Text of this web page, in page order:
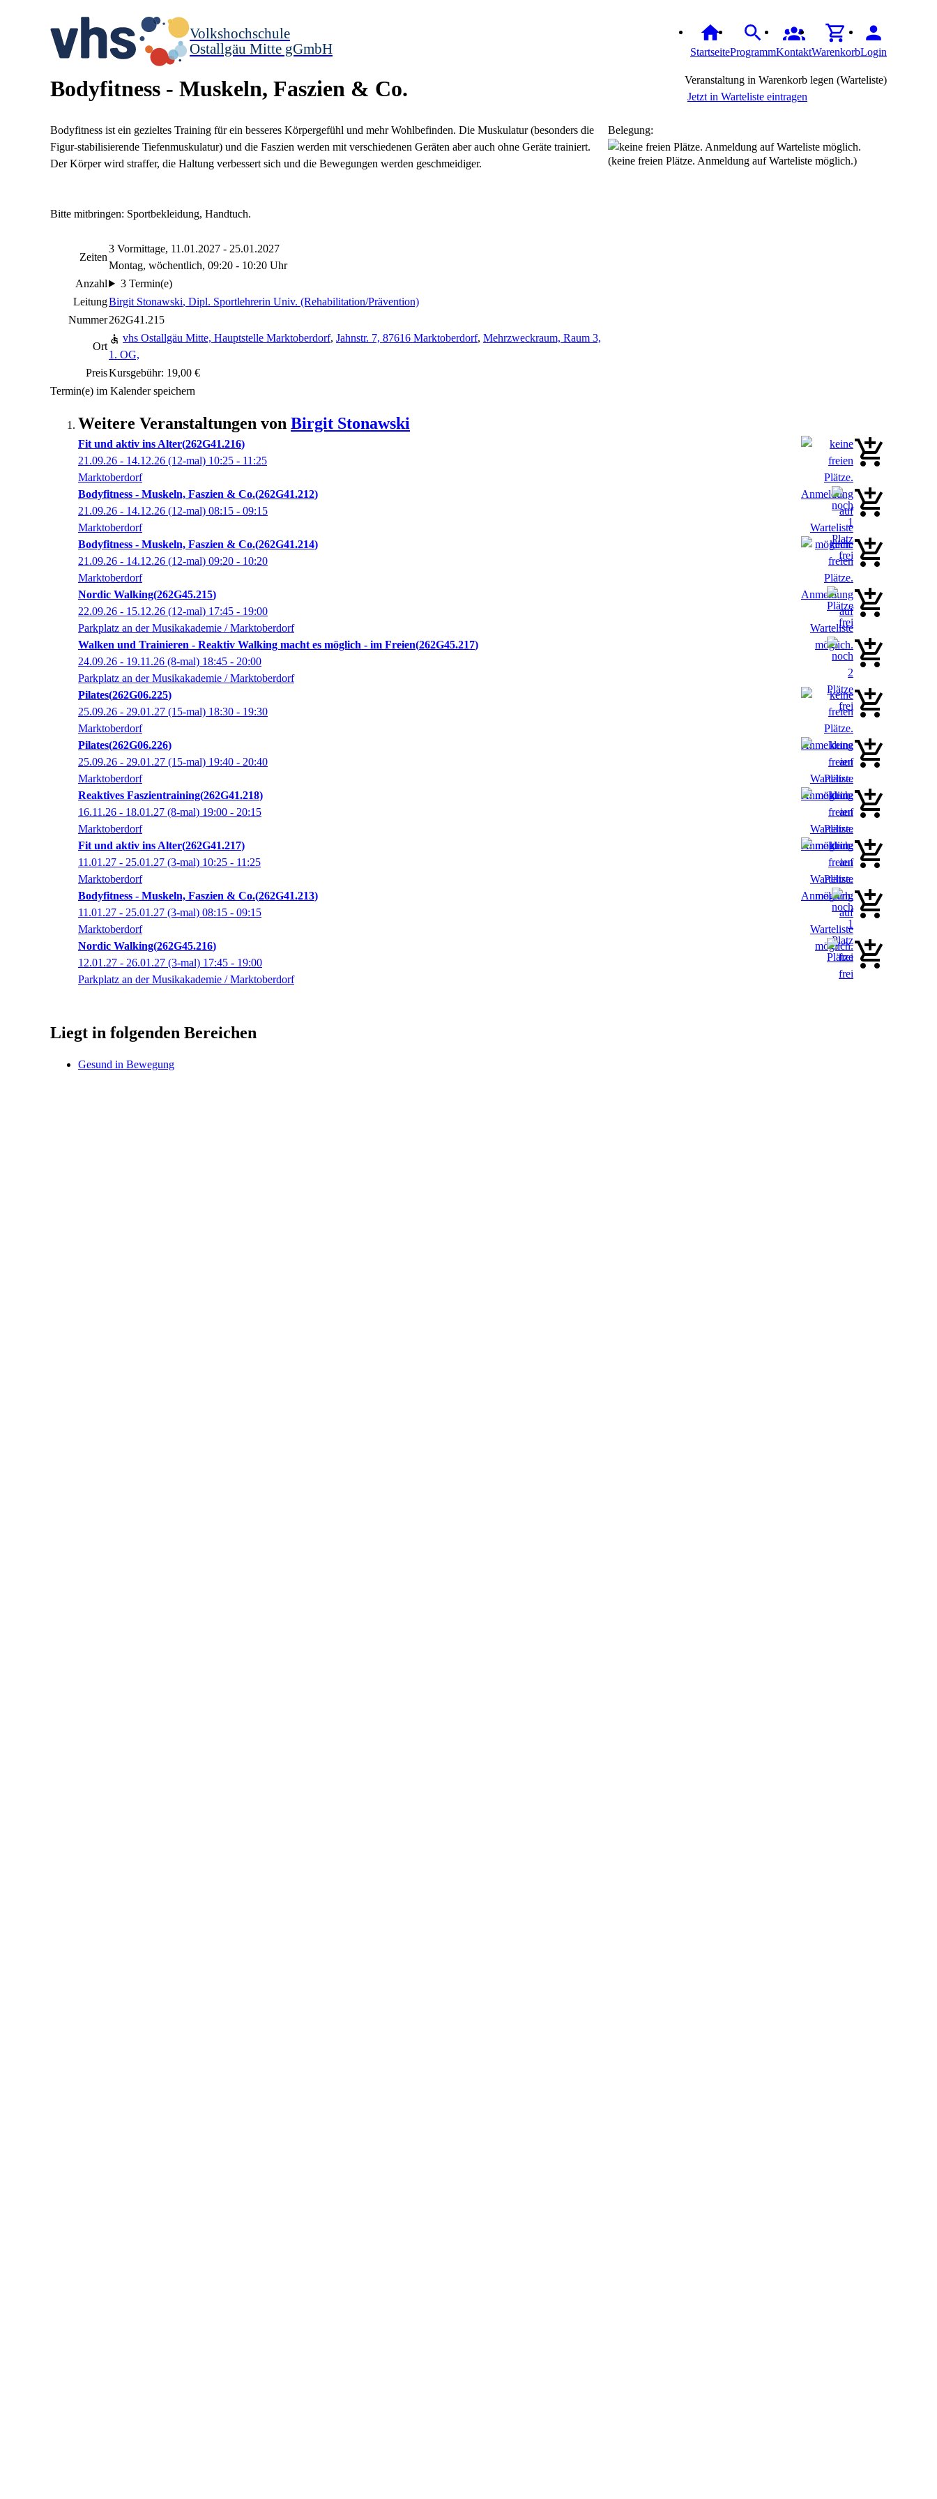
Volkshochschule
Ostallgäu Mitte gGmbH
StartseiteProgrammKontaktWarenkorbLogin
Bodyfitness - Muskeln, Faszien & Co.
Bodyfitness ist ein gezieltes Training für ein besseres Körpergefühl und mehr Wohlbefinden. Die Muskulatur (besonders die
Figur-stabilisierende Tiefenmuskulatur) und die Faszien werden mit verschiedenen Geräten aber auch ohne Geräte trainiert.
Der Körper wird straffer, die Haltung verbessert sich und die Bewegungen werden geschmeidiger.
Bitte mitbringen: Sportbekleidung, Handtuch.
Zeiten
3 Vormittage, 11.01.2027 - 25.01.2027
Montag, wöchentlich, 09:20 - 10:20 Uhr
Anzahl
3 Termin(e)
LeitungBirgit Stonawski, Dipl. Sportlehrerin Univ. (Rehabilitation/Prävention)
Nummer262G41.215
Ort
vhs Ostallgäu Mitte, Hauptstelle Marktoberdorf, Jahnstr. 7, 87616 Marktoberdorf, Mehrzweckraum, Raum 3,
1. OG,
PreisKursgebühr: 19,00 €
Veranstaltung in Warenkorb legen (Warteliste)
Jetzt in Warteliste eintragen
Belegung:
(keine freien Plätze. Anmeldung auf Warteliste möglich.)
Termin(e) im Kalender speichern
Weitere Veranstaltungen von Birgit Stonawski
Fit und aktiv ins Alter 262G41.216
21.09.26 - 14.12.26 (12-mal) 10:25 - 11:25
Marktoberdorf
Bodyfitness - Muskeln, Faszien & Co. 262G41.212
21.09.26 - 14.12.26 (12-mal) 08:15 - 09:15
Marktoberdorf
Bodyfitness - Muskeln, Faszien & Co. 262G41.214
21.09.26 - 14.12.26 (12-mal) 09:20 - 10:20
Marktoberdorf
Nordic Walking 262G45.215
22.09.26 - 15.12.26 (12-mal) 17:45 - 19:00
Parkplatz an der Musikakademie / Marktoberdorf
Walken und Trainieren - Reaktiv Walking macht es möglich - im Freien 262G45.217
24.09.26 - 19.11.26 (8-mal) 18:45 - 20:00
Parkplatz an der Musikakademie / Marktoberdorf
Pilates 262G06.225
25.09.26 - 29.01.27 (15-mal) 18:30 - 19:30
Marktoberdorf
Pilates 262G06.226
25.09.26 - 29.01.27 (15-mal) 19:40 - 20:40
Marktoberdorf
Reaktives Faszientraining 262G41.218
16.11.26 - 18.01.27 (8-mal) 19:00 - 20:15
Marktoberdorf
Fit und aktiv ins Alter 262G41.217
11.01.27 - 25.01.27 (3-mal) 10:25 - 11:25
Marktoberdorf
Bodyfitness - Muskeln, Faszien & Co. 262G41.213
11.01.27 - 25.01.27 (3-mal) 08:15 - 09:15
Marktoberdorf
Nordic Walking 262G45.216
12.01.27 - 26.01.27 (3-mal) 17:45 - 19:00
Parkplatz an der Musikakademie / Marktoberdorf
Liegt in folgenden Bereichen
Gesund in Bewegung